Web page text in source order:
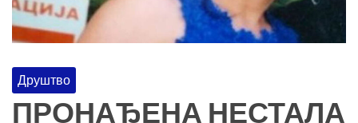
Друштво
ПРОНАЂЕНА НЕСТАЛА